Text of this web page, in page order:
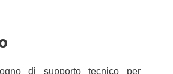
di supporto tecnico per